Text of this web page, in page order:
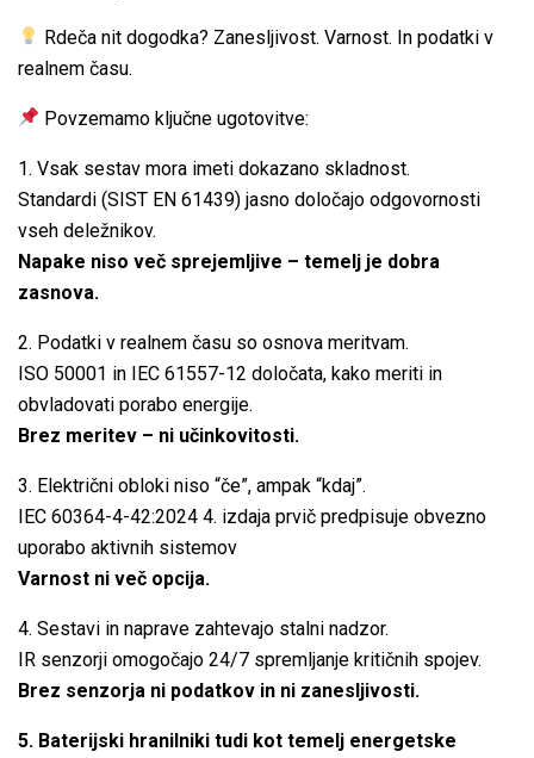
Rdeča nit dogodka? Zanesljivost. Varnost. In podatki v
realnem času.
Povzemamo ključne ugotovitve:
1. Vsak sestav mora imeti dokazano skladnost.
Standardi (SIST EN 61439) jasno določajo odgovornosti
vseh deležnikov.
Napake niso več sprejemljive – temelj je dobra
zasnova.
2. Podatki v realnem času so osnova meritvam.
ISO 50001 in IEC 61557-12 določata, kako meriti in
obvladovati porabo energije.
Brez meritev – ni učinkovitosti.
3. Električni obloki niso “če”, ampak “kdaj”.
IEC 60364-4-42:2024 4. izdaja prvič predpisuje obvezno
uporabo aktivnih sistemov
Varnost ni več opcija.
4. Sestavi in naprave zahtevajo stalni nadzor.
IR senzorji omogočajo 24/7 spremljanje kritičnih spojev.
Brez senzorja ni podatkov in ni zanesljivosti.
5. Baterijski hranilniki tudi kot temelj energetske